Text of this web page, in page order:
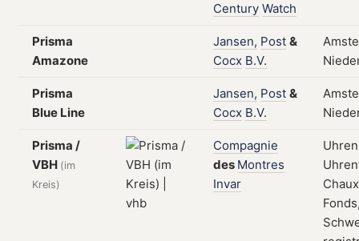
Century Watch
Prisma
Amazone
Jansen, Post &
Cocx B.V.
Prisma
Blue Line
Jansen, Post &
Cocx B.V.
Prisma /
VBH (im
Kreis)
Compagnie
des Montres
Invar